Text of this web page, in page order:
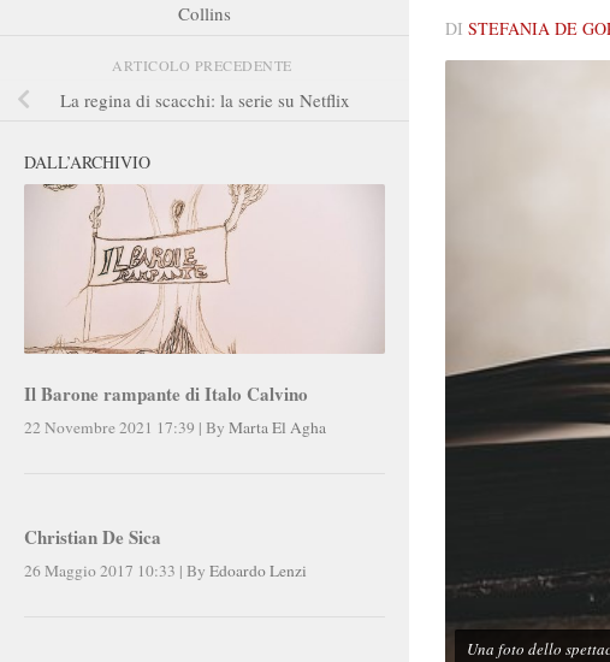
DI STEFANIA DE
Una foto dello
Collins
ARTICOLO PRECEDENTE
La regina di scacchi: la serie su Netflix
DALL’ARCHIVIO
Il Barone rampante di Italo Calvino
22 Novembre 2021 17:39 | By Marta El Agha
Christian De Sica
26 Maggio 2017 10:33 | By Edoardo Lenzi